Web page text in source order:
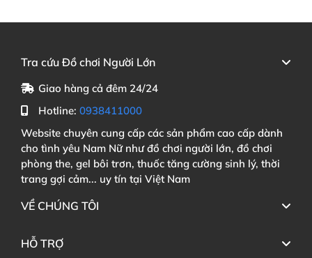
Tra cứu Đồ chơi Người Lớn
Giao hàng cả đêm 24/24
Hotline: 0938411000
Website chuyên cung cấp các sản phẩm cao cấp dành
cho tình yêu Nam Nữ như đồ chơi người lớn, đồ chơi
phòng the, gel bôi trơn, thuốc tăng cường sinh lý, thời
trang gợi cảm... uy tín tại Việt Nam
VỀ CHÚNG TÔI
HỖ TRỢ